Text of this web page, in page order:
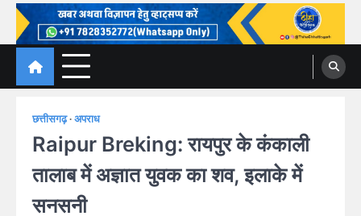
Thiha Chhattisgarh
गोठ जन-जन के
छत्तीसगढ़ अपराध
Raipur Breking: रायपुर के कंकाली
तालाब में अज्ञात युवक का शव, इलाके में
सनसनी